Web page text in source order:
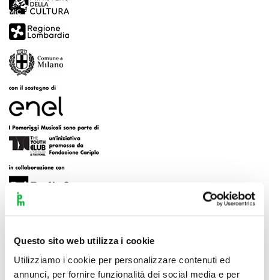
Questo sito web utilizza i cookie
Utilizziamo i cookie per personalizzare contenuti ed
annunci, per fornire funzionalità dei social media e per